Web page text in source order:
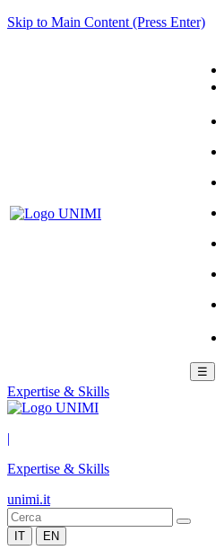
Skip to Main Content (Press Enter)
☰
Expertise & Skills
|
Expertise & Skills
unimi.it
IT EN